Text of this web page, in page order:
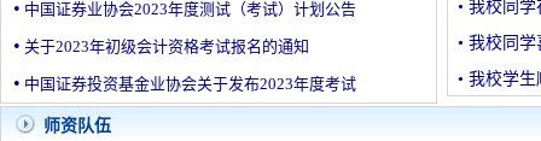
• 中国证券业协会2023年度测试（考试）计划公告
• 关于2023年初级会计资格考试报名的通知
• 中国证券投资基金业协会关于发布2023年度考试
• 我校同学
• 我校同学
• 我校学生
师资队伍